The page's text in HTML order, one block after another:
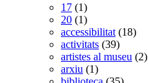
17 (1)
20 (1)
accessibilitat (18)
activitats (39)
artistes al museu (2)
arxiu (1)